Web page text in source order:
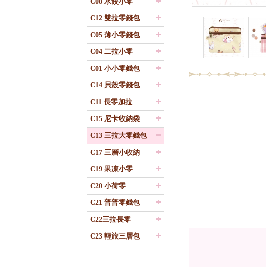
C12 雙拉零錢包
C05 薄小零錢包
C04 二拉小零
C01 小小零錢包
C14 貝殼零錢包
C11 長零加拉
C15 尼卡收納袋
C13 三拉大零錢包
C17 三層小收納
C19 果凍小零
C20 小荷零
C21 普普零錢包
C22三拉長零
C23 輕旅三層包